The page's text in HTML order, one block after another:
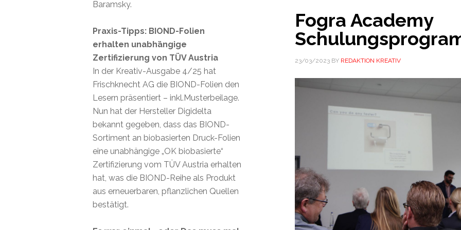
Fogra Academy
23/03/2023BY REDAKTION KREATIV
Baramsky.
Praxis-Tipps: BIOND-Folien
erhalten unabhängige
Zertifizierung von TÜV Austria
In der Kreativ-Ausgabe 4/25 hat
Frischknecht AG die BIOND-Folien den
Lesern präsentiert – inkl.Musterbeilage.
Nun hat der Hersteller Digidelta
bekannt gegeben, dass das BIOND-
Sortiment an biobasierten Druck-Folien
eine unabhängige „OK biobasierte“
Zertifizierung vom TÜV Austria erhalten
hat, was die BIOND-Reihe als Produkt
aus erneuerbaren, pflanzlichen Quellen
bestätigt.